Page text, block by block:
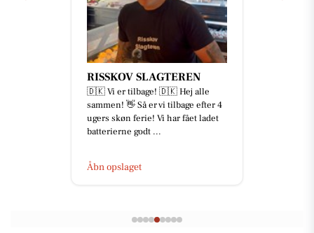
RISSKOV SLAGTEREN
🇩🇰 Vi er tilbage! 🇩🇰 Hej alle
sammen! 👋 Så er vi tilbage efter 4
ugers skøn ferie! Vi har fået ladet
batterierne godt ...
Åbn opslaget